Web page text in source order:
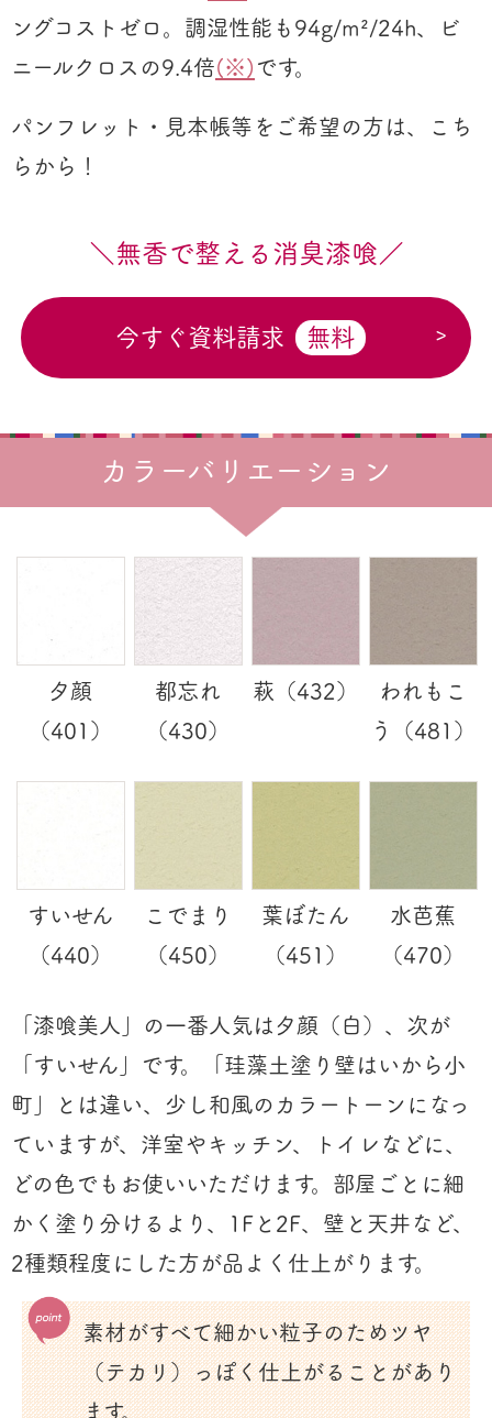
ングコストゼロ。調湿性能も94g/m²/24h、ビ
ニールクロスの9.4倍(※) です。
パンフレット・見本帳等をご希望の方は、こち
らから！
＼無香で整える消臭漆喰／
今すぐ資料請求 無料
カラーバリエーション
夕顔
（401）
都忘れ
（430）
萩（432）
われもこ
う（481）
すいせん
（440）
こでまり
（450）
葉ぼたん
（451）
水芭蕉
（470）
「漆喰美人」の一番人気は夕顔（白）、次が
「すいせん」です。「珪藻土塗り壁はいから小
町」とは違い、少し和風のカラートーンになっ
ていますが、洋室やキッチン、トイレなどに、
どの色でもお使いいただけます。部屋ごとに細
かく塗り分けるより、1Fと2F、壁と天井など、
2種類程度にした方が品よく仕上がります。
素材がすべて細かい粒子のためツヤ
（テカリ）っぽく仕上がることがあり
ます。